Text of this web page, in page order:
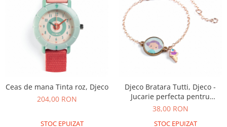
Ceas de mana Tinta roz, Djeco
204,00 RON
STOC EPUIZAT
Djeco Bratara Tutti, Djeco -
Jucarie perfecta pentru
dezvoltarea copiilor
38,00 RON
STOC EPUIZAT